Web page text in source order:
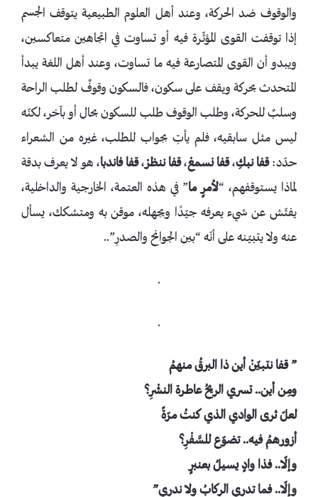
والوقوف ضد الحركة، وعند أهل العلوم الطبيعية يتوقف الجسم
إذا توقفت القوى المؤثّرة فيه أو تساوت في اتجاهين متعاكسين،
ويبدو أن القوى المتصارعة فيه ما تساوت، وعند أهل اللغة يبدأ
المتحدث بحركة ويقف على سكون، فالسكون وقوفٌ لطلب الراحة
وسلبٌ للحركة، وطلب الوقوف طلب للسكون بحال أو بآخر، لكنّه
ليس مثل سابقيه، فلم يأتِ بجواب للطلب، غيره من الشعراء
حدّد:قفا نبكِ،قفا نسمعْ،قفا ننظرْ،قفا فاندبا، هو لا يعرف بدقة
لماذا يستوقفهم، “لأمرٍ ما” في هذه العتمة، الخارجية والداخلية،
يفتّش عن شيء يعرفه جيّدًا ويجهله، موقن به ومتشكك، يسأل
عنه ولا يتبيّنه على أنّه “بين الجوانح والصدرِ”..
.
.
” قفا نتبيّنْ أين ذا البرقُ منهمُ
ومِن أين.. تسري الريحُ عاطرة النشْرِ؟
لعلّ ثرى الوادي الذي كنتُ مرّةً
أزورهمُ فيه.. تضوّع للسَّفْرِ؟
وإلّا.. فذا وادٍ يسيلُ بعنبرٍ
وإلّا.. فما تدري الركابُ ولا ندري”